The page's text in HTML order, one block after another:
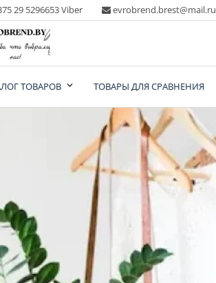
29 5296653 Viber evrobrend.brest@mail.ru
магазин
second hand
ТОВАРОВ ТОВАРЫ ДЛЯ СРАВНЕНИЯ